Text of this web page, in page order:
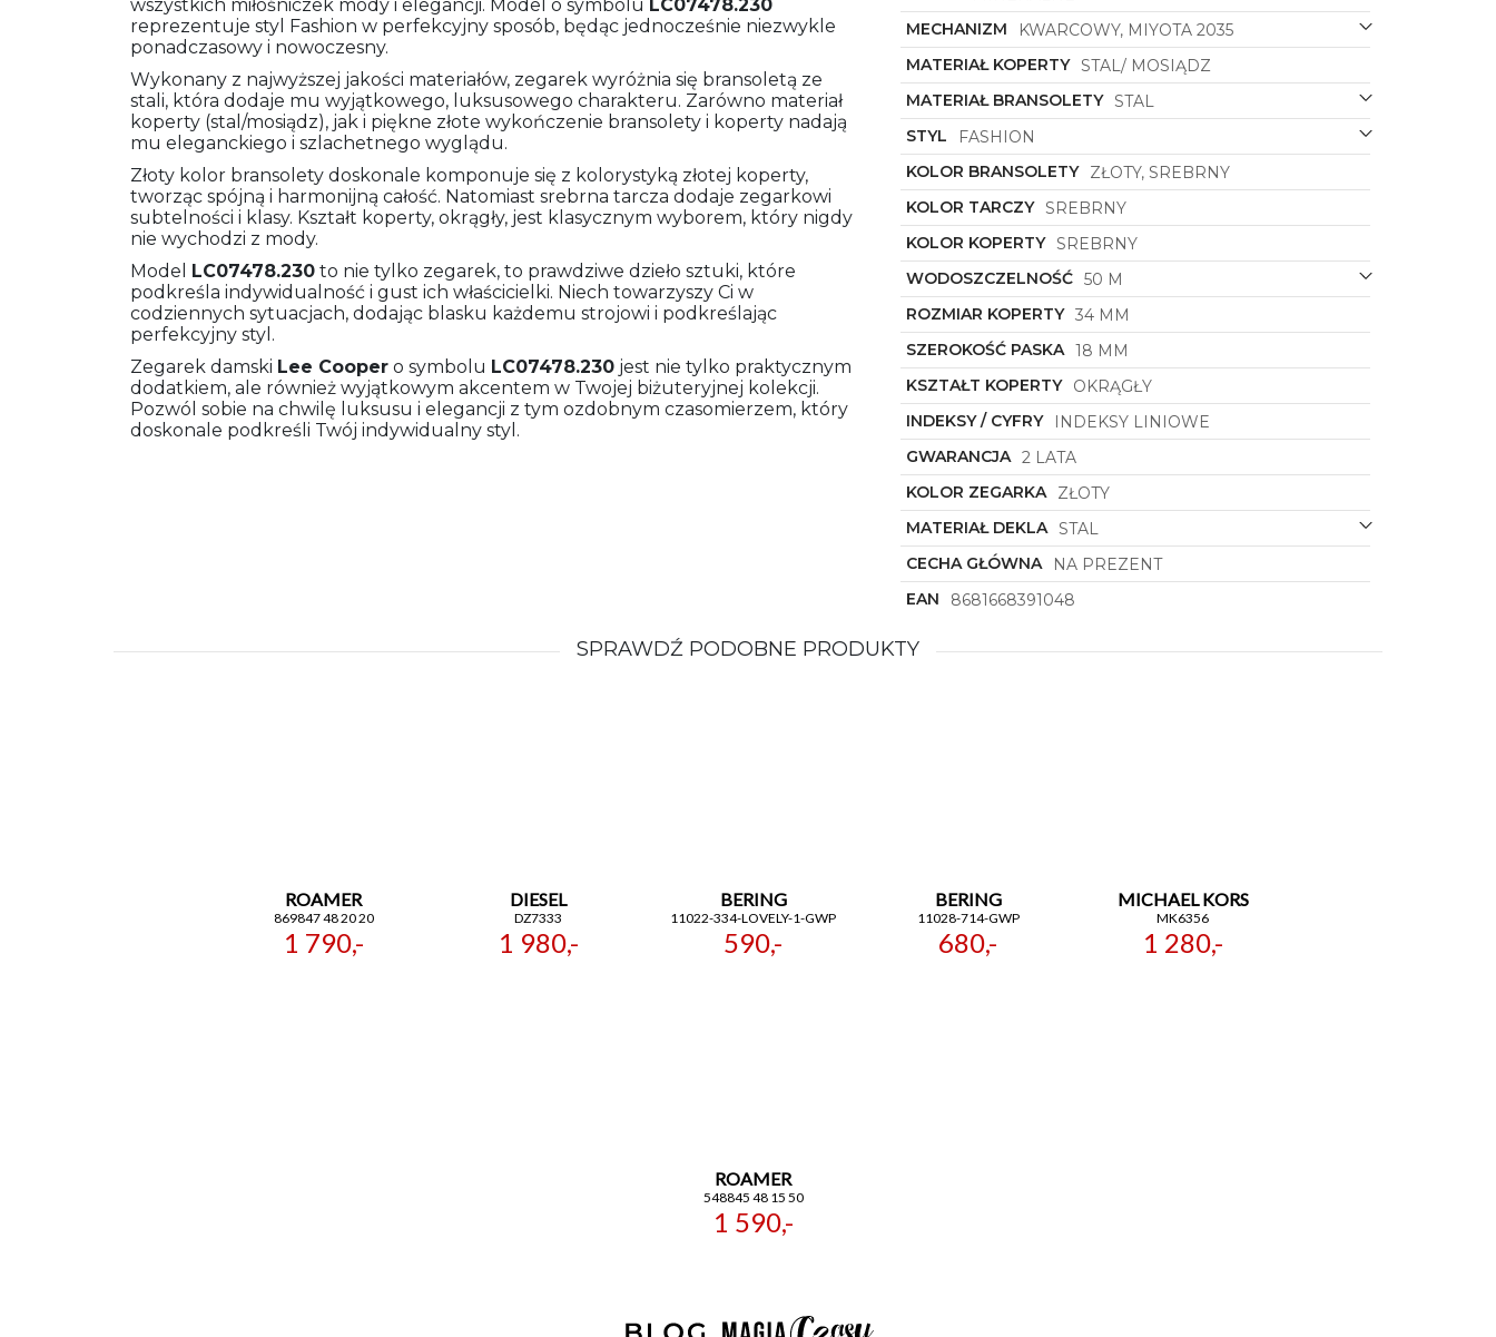
wszystkich miłośniczek mody i elegancji. Model o symbolu LC07478.230
reprezentuje styl Fashion w perfekcyjny sposób, będąc jednocześnie niezwykle
ponadczasowy i nowoczesny.
Wykonany z najwyższej jakości materiałów, zegarek wyróżnia się bransoletą ze
stali, która dodaje mu wyjątkowego, luksusowego charakteru. Zarówno materiał
koperty (stal/mosiądz), jak i piękne złote wykończenie bransolety i koperty nadają
mu eleganckiego i szlachetnego wyglądu.
Złoty kolor bransolety doskonale komponuje się z kolorystyką złotej koperty,
tworząc spójną i harmonijną całość. Natomiast srebrna tarcza dodaje zegarkowi
subtelności i klasy. Kształt koperty, okrągły, jest klasycznym wyborem, który nigdy
nie wychodzi z mody.
Model LC07478.230 to nie tylko zegarek, to prawdziwe dzieło sztuki, które
podkreśla indywidualność i gust ich właścicielki. Niech towarzyszy Ci w
codziennych sytuacjach, dodając blasku każdemu strojowi i podkreślając
perfekcyjny styl.
Zegarek damski Lee Cooper o symbolu LC07478.230 jest nie tylko praktycznym
dodatkiem, ale również wyjątkowym akcentem w Twojej biżuteryjnej kolekcji.
Pozwól sobie na chwilę luksusu i elegancji z tym ozdobnym czasomierzem, który
doskonale podkreśli Twój indywidualny styl.
MECHANIZM
KWARCOWY, MIYOTA 2035
MATERIAŁ KOPERTY STAL/ MOSIĄDZ
MATERIAŁ BRANSOLETY STAL
STYL
FASHION
KOLOR BRANSOLETY
ZŁOTY, SREBRNY
KOLOR TARCZY SREBRNY
KOLOR KOPERTY SREBRNY
WODOSZCZELNOŚĆ 50 M
ROZMIAR KOPERTY 34 MM
SZEROKOŚĆ PASKA 18 MM
KSZTAŁT KOPERTY
OKRĄGŁY
INDEKSY / CYFRY
INDEKSY LINIOWE
GWARANCJA 2 LATA
KOLOR ZEGARKA
ZŁOTY
MATERIAŁ DEKLA STAL
CECHA GŁÓWNA
NA PREZENT
EAN
8681668391048
SPRAWDŹ PODOBNE PRODUKTY
ROAMER
869847 48 20 20
1 790,-
DIESEL
DZ7333
1 980,-
BERING
11022-334-LOVELY-1-GWP
590,-
BERING
11028-714-GWP
680,-
MICHAEL KORS
MK6356
1 280,-
ROAMER
548845 48 15 50
1 590,-